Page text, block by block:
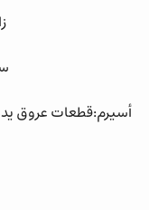
أسيرم:قطعات عروق